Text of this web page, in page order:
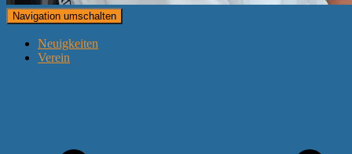
Navigation umschalten
Neuigkeiten
Verein